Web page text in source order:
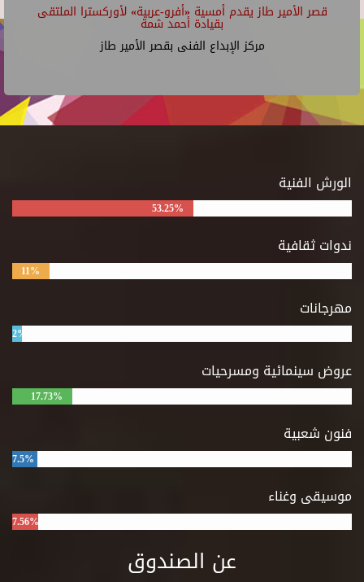
قصر الأمير طاز يقدم أمسية «أفرو-عربية» لأوركسترا الملتقى
بقيادة أحمد شمة
مركز الإبداع الفنى بقصر الأمير طاز
الورش الفنية
53.25%
ندوات ثقافية
11%
مهرجانات
2%
عروض سينمائية ومسرحيات
17.73%
فنون شعبية
7.5%
موسيقى وغناء
7.56%
عن الصندوق